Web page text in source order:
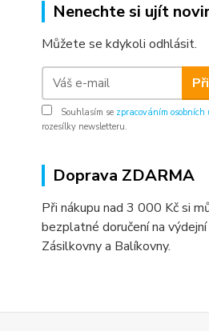
Nenechte si ujít
Můžete se kdykoli odhlásit.
Souhlasím se zpracováním osobních
rozesílky newsletteru.
Doprava ZDARMA
Při nákupu nad 3 000 Kč si
bezplatné doručení na
Zásilkovny a Balíkovny.